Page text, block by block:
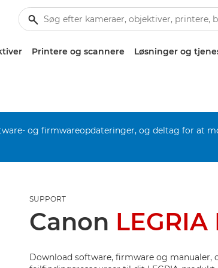
Printere og scannere Løsninger og
og firmwareopdateringer, og deltag for at
SUPPORT
Canon LEGRIA
Download software, firmware og manualer,